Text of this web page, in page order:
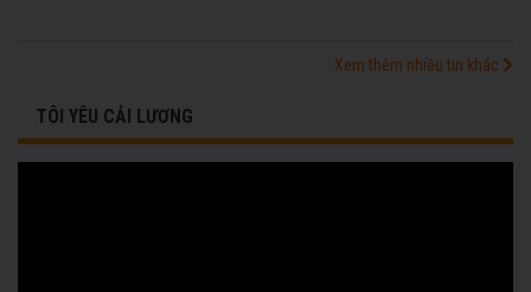
Xem thêm nhiều tin khác
TÔI YÊU CẢI LƯƠNG